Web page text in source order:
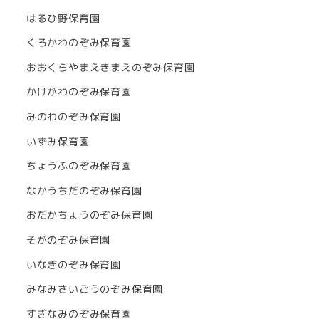
はるひ野保育園
くろかわのぞみ保育園
おおくらやまえきまえのぞみ保育園
かけがわのぞみ保育園
みのわのぞみ保育園
いずみ保育園
ちょうふのぞみ保育園
なかうちだのぞみ保育園
おだかちょうのぞみ保育園
そがのぞみ保育園
いなぎのぞみ保育園
みなみさいごうのぞみ保育園
すぎなみのぞみ保育園